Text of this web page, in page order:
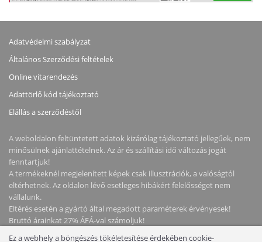
Adatvédelmi szabályzat
Általános Szerződési feltételek
Online vitarendezés
Adattörlő kód tájékoztató
Elállás a szerződéstől
A weboldalon feltüntetett adatok kizárólag tájékoztató jellegűek, nem
minősülnek ajánlattételnek. Az ár és szállítási idő változás jogát
fenntartjuk!
A termékeknél megjelenített képek csak illusztrációk, a valóságtól
eltérhetnek. Az oldalon lévő esetleges hibákért felelősséget nem
vállalunk.
Eltérés esetén a gyártó által megadott paraméterek érvényesek!
Bruttó árainkat 27% ÁFÁ-val számoljuk!
Ez a webhely a böngészés tökéletesítése érdekében cookie-